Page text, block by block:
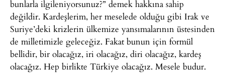
bunlarla ilgileniyorsunuz?” demek hakkına sahip
değildir. Kardeşlerim, her meselede olduğu gibi Irak ve
Suriye’deki krizlerin ülkemize yansımalarının üstesinden
de milletimizle geleceğiz. Fakat bunun için formül
bellidir, bir olacağız, iri olacağız, diri olacağız, kardeş
olacağız. Hep birlikte Türkiye olacağız. Mesele budur.